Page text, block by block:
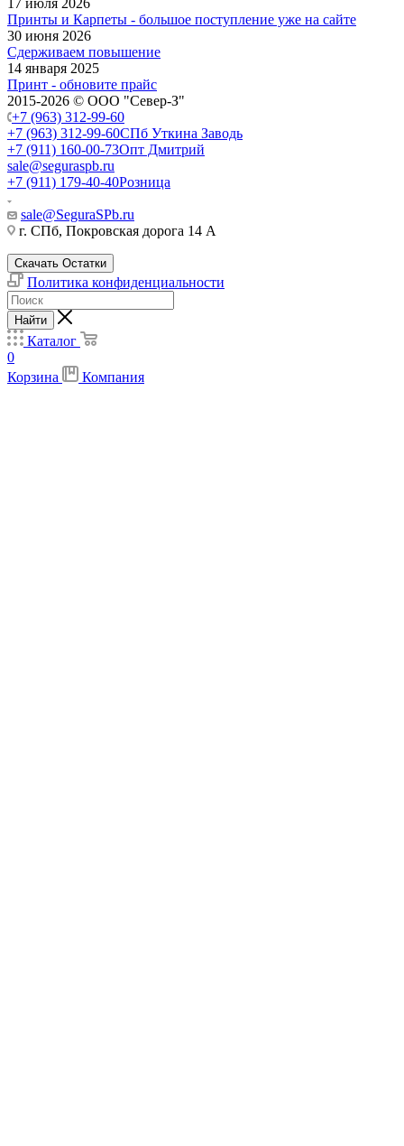
Принты и Карпеты - большое поступление уже на сайте
30 июня 2026
Сдерживаем повышение
14 января 2025
Принт - обновите прайс
2015-2026 © ООО "Север-З"
+7 (963) 312-99-60
+7 (963) 312-99-60СПб Уткина Заводь
+7 (911) 160-00-73Опт Дмитрий
sale@seguraspb.ru
+7 (911) 179-40-40Розница
sale@SeguraSPb.ru
г. СПб, Покровская дорога 14 А
Скачать Остатки
Политика конфиденциальности
Найти
Каталог
0
Корзина
Компания